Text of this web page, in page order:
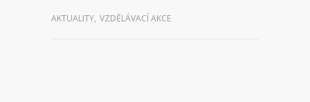
AKTUALITY, VZDĚLÁVACÍ AKCE